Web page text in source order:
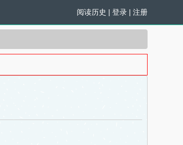
阅读历史 | 登录 | 注册